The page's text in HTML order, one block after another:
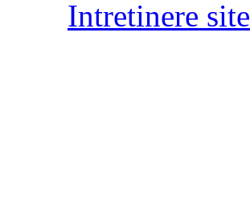
Intretinere site